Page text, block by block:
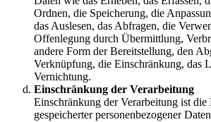
Ordnen, die Speicherung, die
das Auslesen, das Abfragen, die
Offenlegung durch Übermittlung,
andere Form der Bereitstellung, den
Verknüpfung, die Einschränkung, das
Vernichtung.
Einschränkung der Verarbeitung
Einschränkung der Verarbeitung ist
gespeicherter personenbezogener